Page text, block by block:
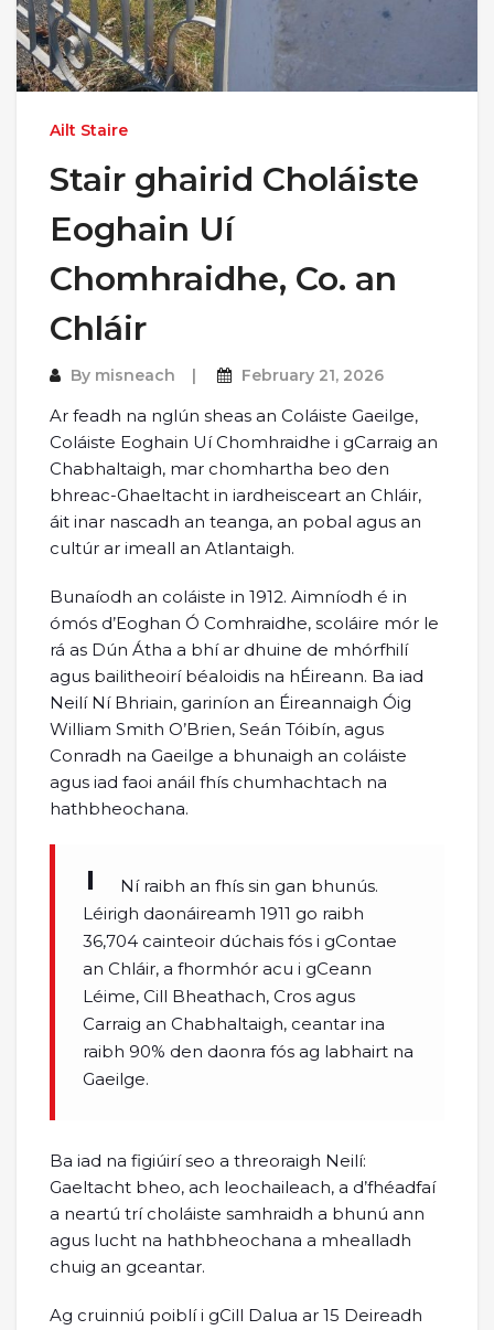
Ailt Staire
Stair ghairid Choláiste
Eoghain Uí
Chomhraidhe, Co. an
Chláir
By misneach February 21, 2026
Ar feadh na nglún sheas an Coláiste Gaeilge,
Coláiste Eoghain Uí Chomhraidhe i gCarraig an
Chabhaltaigh, mar chomhartha beo den
bhreac-Ghaeltacht in iardheisceart an Chláir,
áit inar nascadh an teanga, an pobal agus an
cultúr ar imeall an Atlantaigh.
Bunaíodh an coláiste in 1912. Aimníodh é in
ómós d’Eoghan Ó Comhraidhe, scoláire mór le
rá as Dún Átha a bhí ar dhuine de mhórfhilí
agus bailitheoirí béaloidis na hÉireann. Ba iad
Neilí Ní Bhriain, gariníon an Éireannaigh Óig
William Smith O’Brien, Seán Tóibín, agus
Conradh na Gaeilge a bhunaigh an coláiste
agus iad faoi anáil fhís chumhachtach na
hathbheochana.
Ní raibh an fhís sin gan bhunús.
Léirigh daonáireamh 1911 go raibh
36,704 cainteoir dúchais fós i gContae
an Chláir, a fhormhór acu i gCeann
Léime, Cill Bheathach, Cros agus
Carraig an Chabhaltaigh, ceantar ina
raibh 90% den daonra fós ag labhairt na
Gaeilge.
Ba iad na figiúirí seo a threoraigh Neilí:
Gaeltacht bheo, ach leochaileach, a d’fhéadfaí
a neartú trí choláiste samhraidh a bhunú ann
agus lucht na hathbheochana a mhealladh
chuig an gceantar.
Ag cruinniú poiblí i gCill Dalua ar 15 Deireadh